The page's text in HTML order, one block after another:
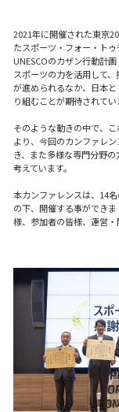
2021年に開催された東京
たスポーツ・フォー・トゥ
UNESCOのカザン行動計
スポーツの力を活用して
が進められるなか、日本
り組むことが期待されてい
そのような動きの中で、
より、今回のカンファレ
き、また多様な専門分野
考えています。
本カンファレンスは、14
の下、開催する事ができ
様、参加者の皆様、運営・